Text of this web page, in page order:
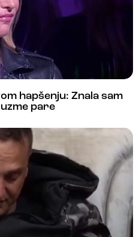
hapšenju: Znala sam
pare